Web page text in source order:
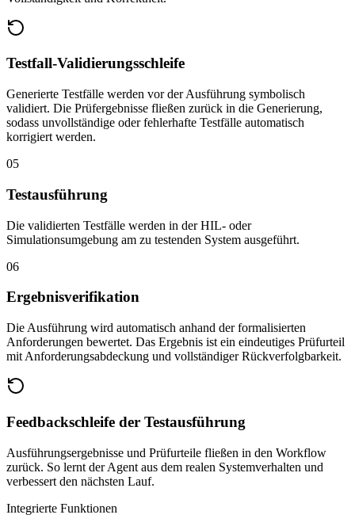
Testfall-Validierungsschleife
Generierte Testfälle werden vor der Ausführung symbolisch
validiert. Die Prüfergebnisse fließen zurück in die Generierung,
sodass unvollständige oder fehlerhafte Testfälle automatisch
korrigiert werden.
05
Testausführung
Die validierten Testfälle werden in der HIL- oder
Simulationsumgebung am zu testenden System ausgeführt.
06
Ergebnisverifikation
Die Ausführung wird automatisch anhand der formalisierten
Anforderungen bewertet. Das Ergebnis ist ein eindeutiges Prüfurteil
mit Anforderungsabdeckung und vollständiger Rückverfolgbarkeit.
Feedbackschleife der Testausführung
Ausführungsergebnisse und Prüfurteile fließen in den Workflow
zurück. So lernt der Agent aus dem realen Systemverhalten und
verbessert den nächsten Lauf.
Integrierte Funktionen